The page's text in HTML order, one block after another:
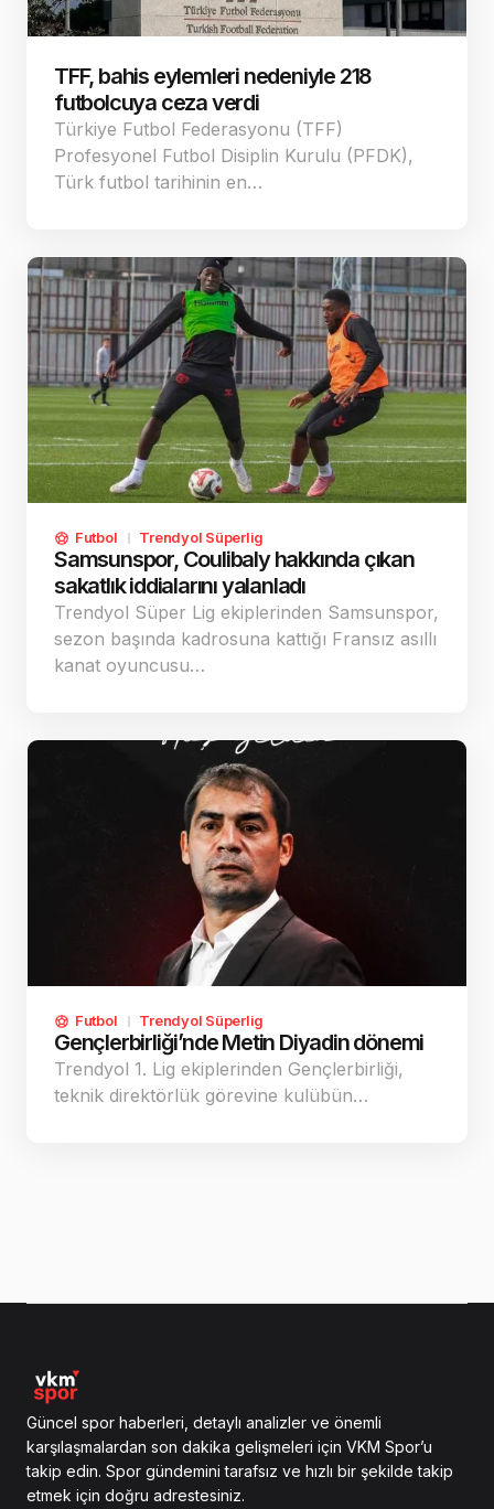
TFF, bahis eylemleri nedeniyle 218
futbolcuya ceza verdi
Türkiye Futbol Federasyonu (TFF)
Profesyonel Futbol Disiplin Kurulu (PFDK),
Türk futbol tarihinin en…
Futbol Trendyol Süperlig
Samsunspor, Coulibaly hakkında çıkan
sakatlık iddialarını yalanladı
Trendyol Süper Lig ekiplerinden Samsunspor,
sezon başında kadrosuna kattığı Fransız asıllı
kanat oyuncusu…
Futbol Trendyol Süperlig
Gençlerbirliği’nde Metin Diyadin dönemi
Trendyol 1. Lig ekiplerinden Gençlerbirliği,
teknik direktörlük görevine kulübün…
Güncel spor haberleri, detaylı analizler ve önemli
karşılaşmalardan son dakika gelişmeleri için VKM Spor’u
takip edin. Spor gündemini tarafsız ve hızlı bir şekilde takip
etmek için doğru adrestesiniz.